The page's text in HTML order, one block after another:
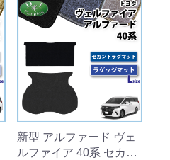
新型 アルファード ヴェ
ルファイア 40系 セカン